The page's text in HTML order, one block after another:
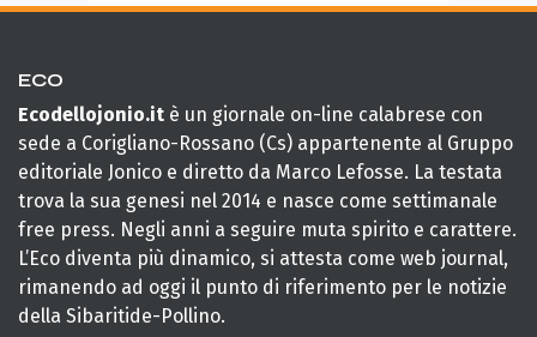
ECO
Ecodellojonio.it è un giornale on-line calabrese con
sede a Corigliano-Rossano (Cs) appartenente al Gruppo
editoriale Jonico e diretto da Marco Lefosse. La testata
trova la sua genesi nel 2014 e nasce come settimanale
free press. Negli anni a seguire muta spirito e carattere.
L’Eco diventa più dinamico, si attesta come web journal,
rimanendo ad oggi il punto di riferimento per le notizie
della Sibaritide-Pollino.